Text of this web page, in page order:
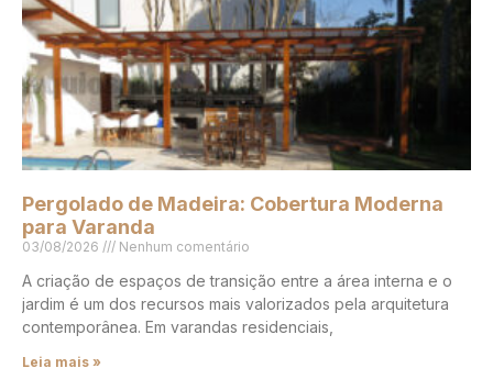
Pergolado de Madeira: Cobertura Moderna
para Varanda
03/08/2026 Nenhum comentário
A criação de espaços de transição entre a área interna e o
jardim é um dos recursos mais valorizados pela arquitetura
contemporânea. Em varandas residenciais,
Leia mais »